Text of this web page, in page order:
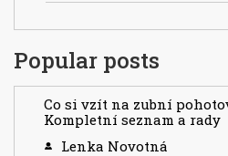
Popular posts
Co si vzít na zubní
Kompletní seznam a rady
Lenka Novotná